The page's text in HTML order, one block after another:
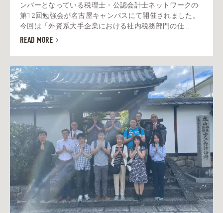
ンバーとなっている税理士・公認会計士ネットワークの
第12回勉強会が名古屋キャンパスにて開催されました。
今回は「外資系大手企業における社内税務部門の仕...
READ MORE